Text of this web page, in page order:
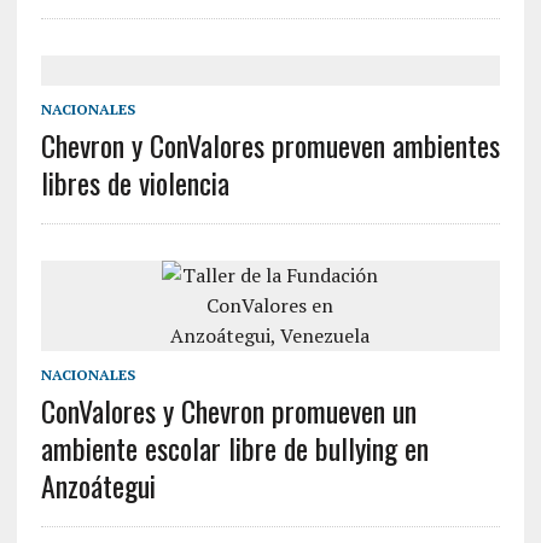
NACIONALES
Chevron y ConValores promueven ambientes
libres de violencia
NACIONALES
ConValores y Chevron promueven un
ambiente escolar libre de bullying en
Anzoátegui